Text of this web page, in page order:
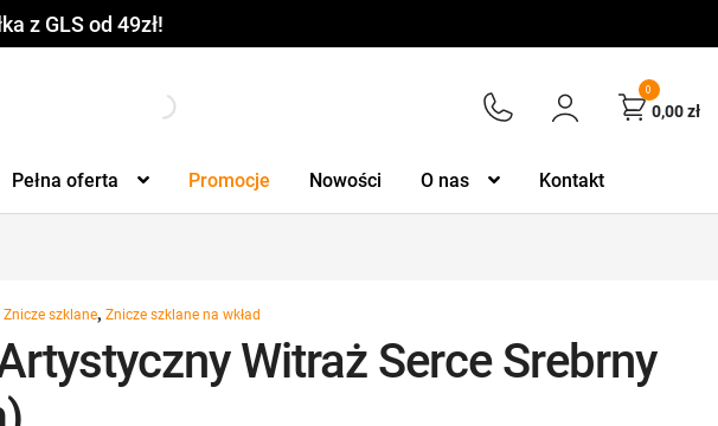
z GLS od 49zł!
0
0,00zł
Pełna oferta Promocje Nowości O nas Kontakt
Znicze szklane,Znicze szklane na wkład
Witraż Serce Srebrny